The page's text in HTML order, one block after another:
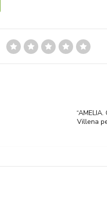
Villena